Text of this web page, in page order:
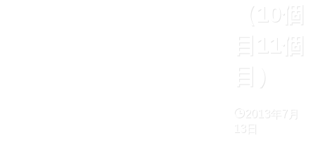
（10個
目11個
目）
2013年7月
13日